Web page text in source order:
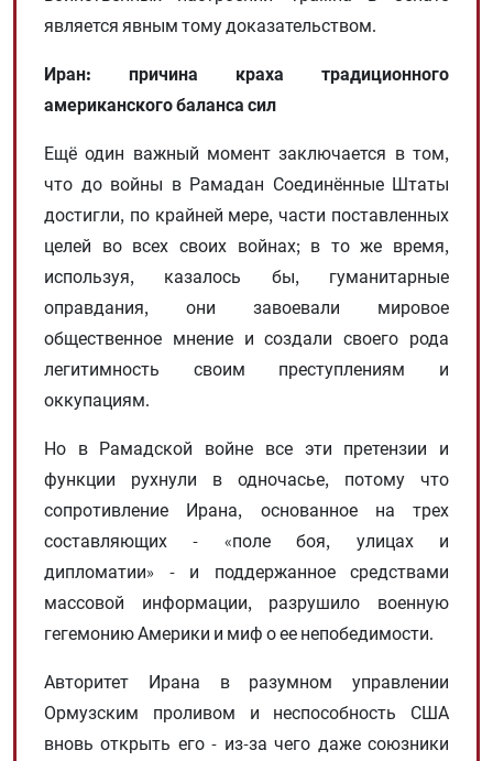
является явным тому доказательством.
Иран: причина краха традиционного
американского баланса сил
Ещё один важный момент заключается в том,
что до войны в Рамадан Соединённые Штаты
достигли, по крайней мере, части поставленных
целей во всех своих войнах; в то же время,
используя, казалось бы, гуманитарные
оправдания, они завоевали мировое
общественное мнение и создали своего рода
легитимность своим преступлениям и
оккупациям.
Но в Рамадской войне все эти претензии и
функции рухнули в одночасье, потому что
сопротивление Ирана, основанное на трех
составляющих - «поле боя, улицах и
дипломатии» - и поддержанное средствами
массовой информации, разрушило военную
гегемонию Америки и миф о ее непобедимости.
Авторитет Ирана в разумном управлении
Ормузским проливом и неспособность США
вновь открыть его - из-за чего даже союзники